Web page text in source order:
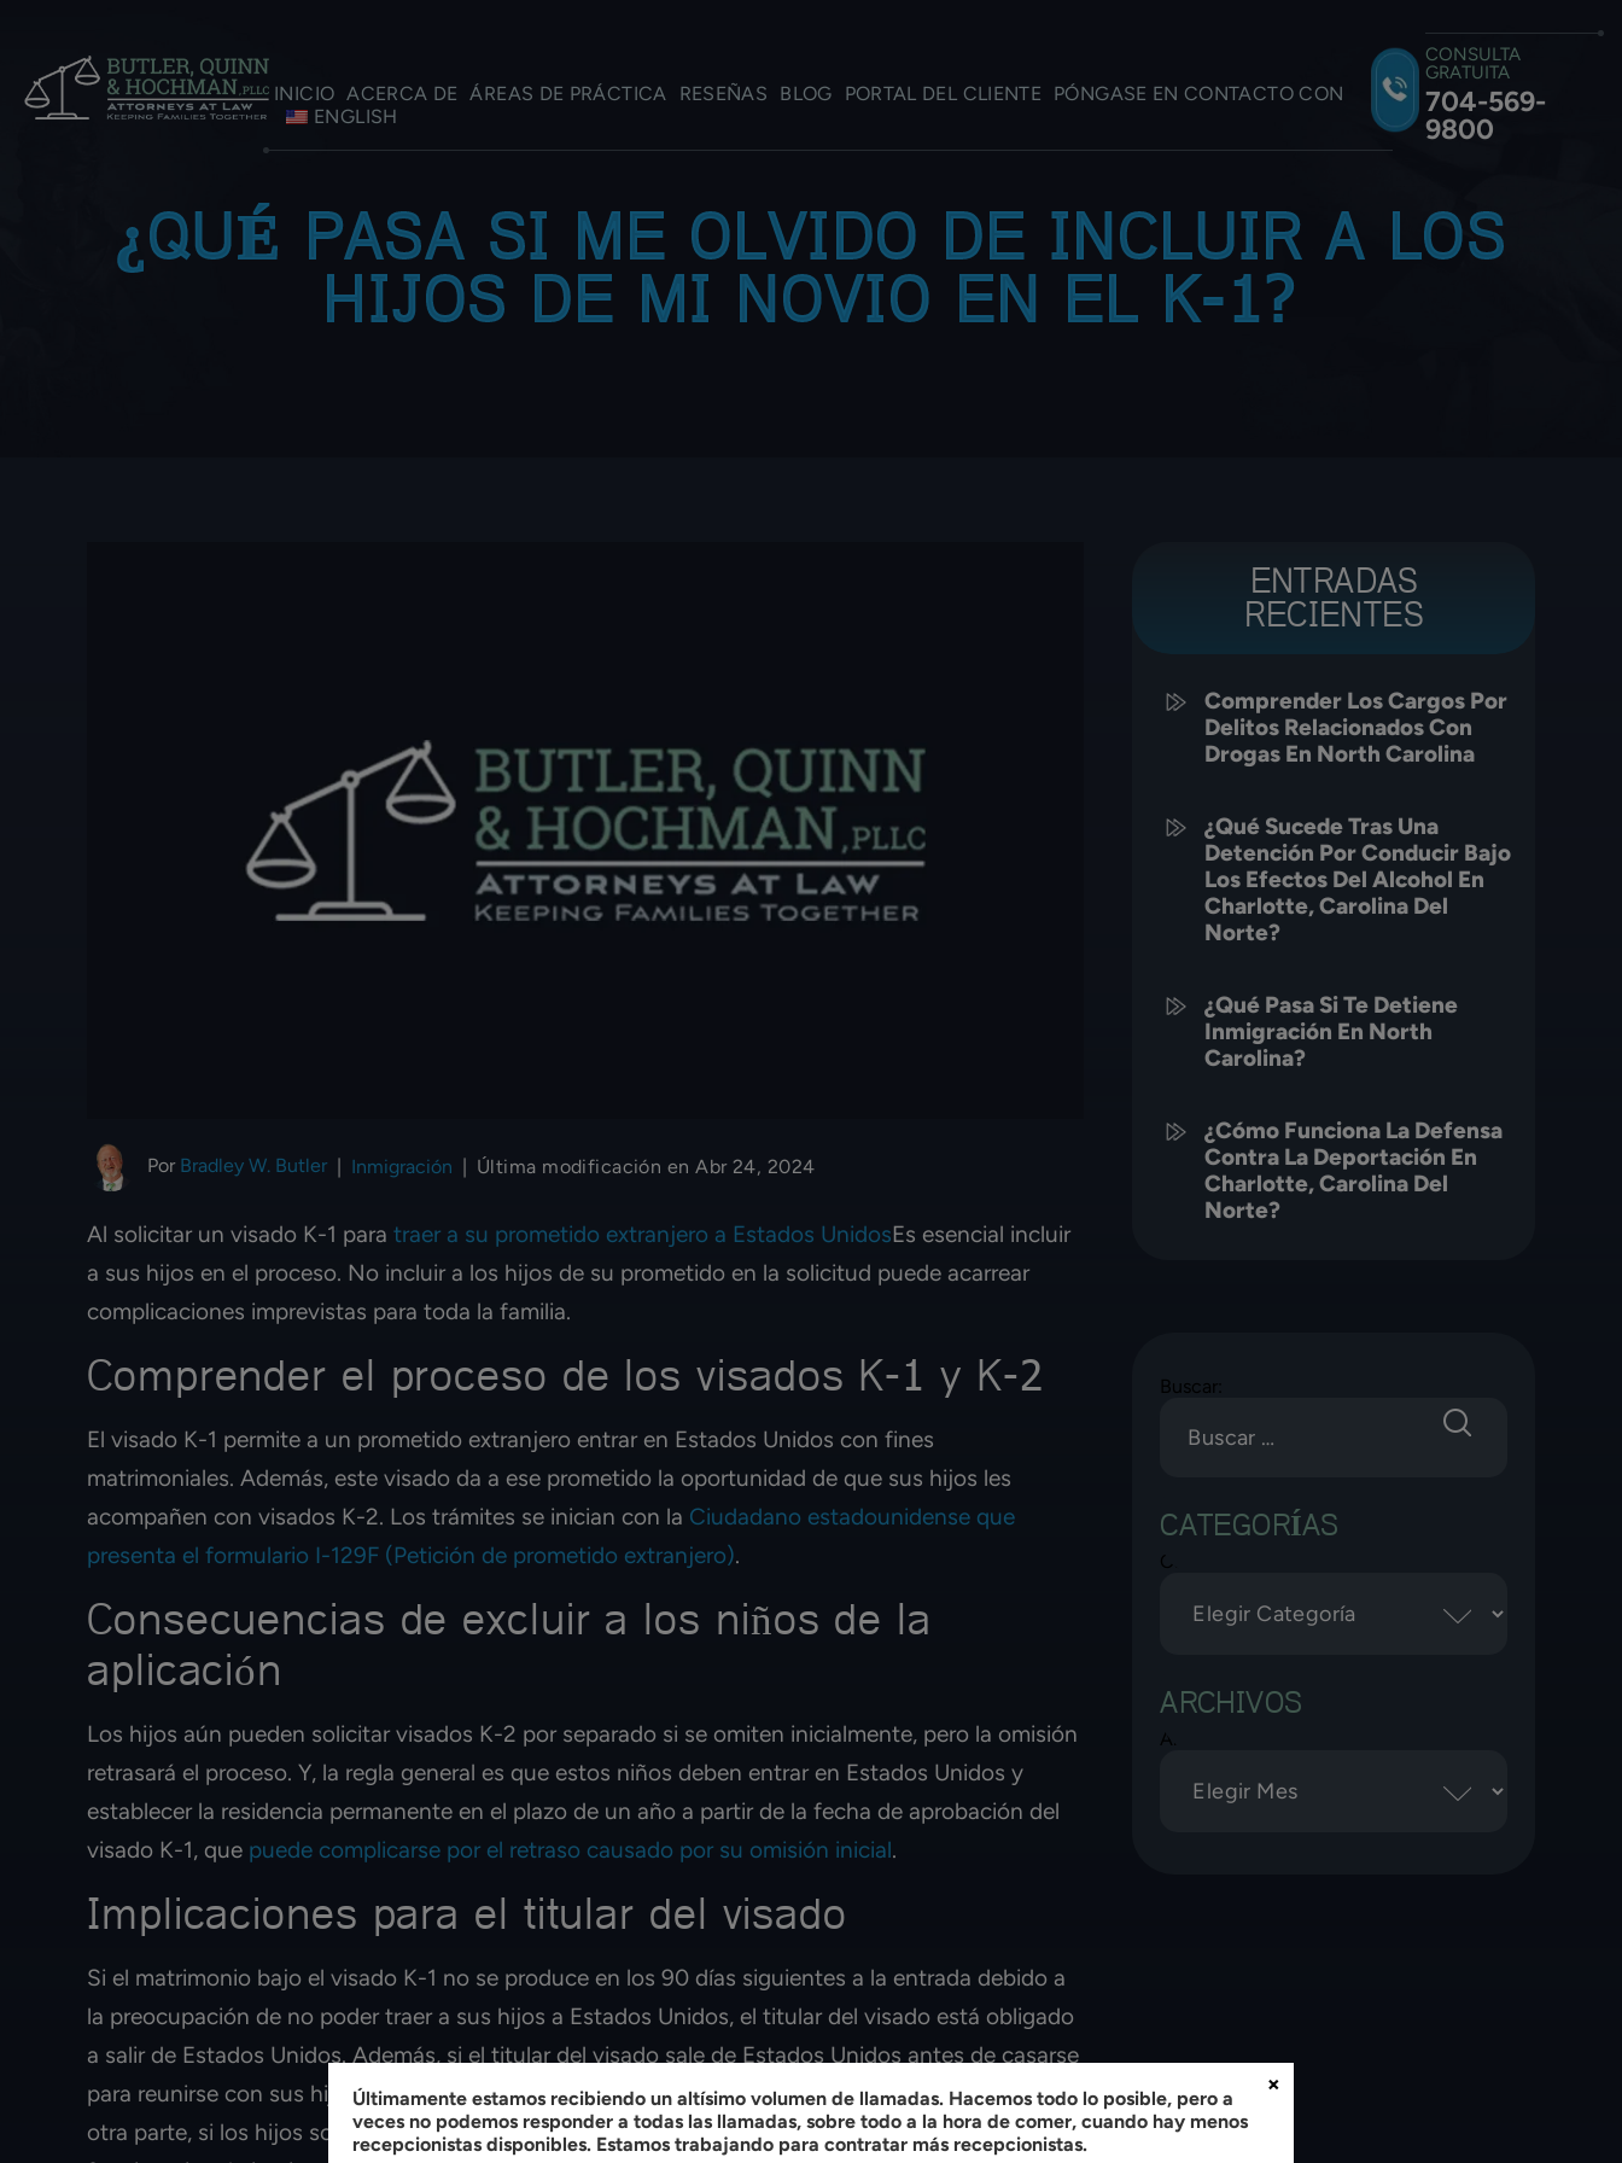
INICIO ACERCA DE ÁREAS DE PRÁCTICA RESEÑAS BLOG PORTAL DEL CLIENTE
PÓNGASE EN CONTACTO CON
ENGLISH
CONSULTA
GRATUITA
704-569-
9800
¿QUÉ PASA SI ME OLVIDO DE INCLUIR A LOS
HIJOS DE MI NOVIO EN EL K-1?
Por Bradley W. Butler Inmigración Última modificación en Abr 24, 2024
Al solicitar un visado K-1 para traer a su prometido extranjero a Estados UnidosEs esencial incluir
a sus hijos en el proceso. No incluir a los hijos de su prometido en la solicitud puede acarrear
complicaciones imprevistas para toda la familia.
Comprender el proceso de los visados K-1 y K-2
El visado K-1 permite a un prometido extranjero entrar en Estados Unidos con fines
matrimoniales. Además, este visado da a ese prometido la oportunidad de que sus hijos les
acompañen con visados K-2. Los trámites se inician con la Ciudadano estadounidense que
presenta el formulario I-129F (Petición de prometido extranjero).
Consecuencias de excluir a los niños de la
aplicación
Los hijos aún pueden solicitar visados K-2 por separado si se omiten inicialmente, pero la omisión
retrasará el proceso. Y, la regla general es que estos niños deben entrar en Estados Unidos y
establecer la residencia permanente en el plazo de un año a partir de la fecha de aprobación del
visado K-1, que puede complicarse por el retraso causado por su omisión inicial.
Implicaciones para el titular del visado
Si el matrimonio bajo el visado K-1 no se produce en los 90 días siguientes a la entrada debido a
la preocupación de no poder traer a sus hijos a Estados Unidos, el titular del visado está obligado
a salir de Estados Unidos. Además, si el titular del visado sale de Estados Unidos antes de casarse
para reunirse con sus hijos, cualquier intento de reingreso podría requerir un nuevo visado. Por
otra parte, si los hijos son encontrados posteriormente en el proceso de inmigración, los
ENTRADAS
RECIENTES
Comprender Los Cargos Por
Delitos Relacionados Con
Drogas En North Carolina
¿Qué Sucede Tras Una
Detención Por Conducir Bajo
Los Efectos Del Alcohol En
Charlotte, Carolina Del
Norte?
¿Qué Pasa Si Te Detiene
Inmigración En North
Carolina?
¿Cómo Funciona La Defensa
Contra La Deportación En
Charlotte, Carolina Del
Norte?
Buscar:
CATEGORÍAS
Categorías
ARCHIVOS
Archivos
Últimamente estamos recibiendo un altísimo volumen de llamadas. Hacemos todo lo posible, pero a
veces no podemos responder a todas las llamadas, sobre todo a la hora de comer, cuando hay menos
recepcionistas disponibles. Estamos trabajando para contratar más recepcionistas.
×